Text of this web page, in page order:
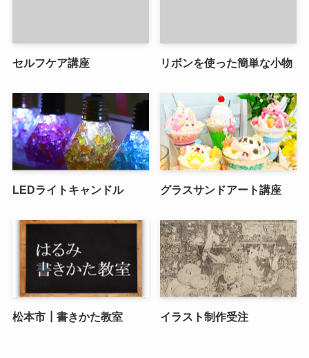
セルフケア講座 リボンを使った簡単な小物
LEDライトキャンドル グラスサンドアート講座
松本市┃書きかた教室 イラスト制作受注